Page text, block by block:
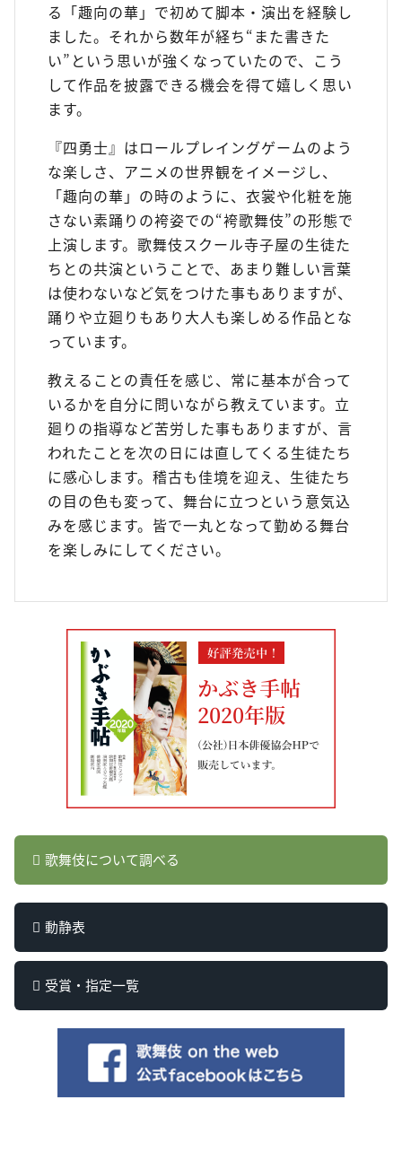
る「趣向の華」で初めて脚本・演出を経験し
ました。それから数年が経ち“また書きた
い”という思いが強くなっていたので、こう
して作品を披露できる機会を得て嬉しく思い
ます。
『四勇士』はロールプレイングゲームのよう
な楽しさ、アニメの世界観をイメージし、
「趣向の華」の時のように、衣裳や化粧を施
さない素踊りの袴姿での“袴歌舞伎”の形態で
上演します。歌舞伎スクール寺子屋の生徒た
ちとの共演ということで、あまり難しい言葉
は使わないなど気をつけた事もありますが、
踊りや立廻りもあり大人も楽しめる作品とな
っています。
教えることの責任を感じ、常に基本が合って
いるかを自分に問いながら教えています。立
廻りの指導など苦労した事もありますが、言
われたことを次の日には直してくる生徒たち
に感心します。稽古も佳境を迎え、生徒たち
の目の色も変って、舞台に立つという意気込
みを感じます。皆で一丸となって勤める舞台
を楽しみにしてください。
歌舞伎について調べる
動静表
受賞・指定一覧